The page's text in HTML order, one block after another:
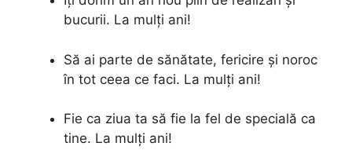
bucurii. La mulți ani!
Să ai parte de sănătate, fericire și noroc
în tot ceea ce faci. La mulți ani!
Fie ca ziua ta să fie la fel de specială ca
tine. La mulți ani!